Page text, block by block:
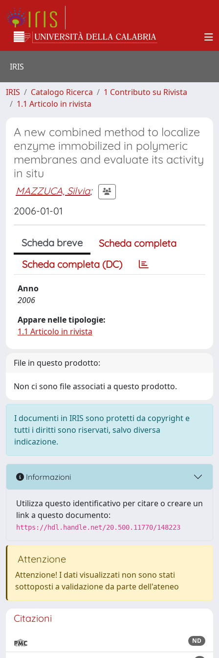
IRIS
IRIS Catalogo Ricerca
1 Contributo su Rivista
1.1 Articolo in rivista
A new combined method to localize
enzyme immobilized in polymeric
membranes and evaluate its activity
in situ
MAZZUCA, Silvia;
2006-01-01
Scheda breve
Scheda completa
Scheda completa (DC)
Anno
2006
Appare nelle tipologie:
1.1 Articolo in rivista
File in questo prodotto:
Non ci sono file associati a questo prodotto.
I documenti in IRIS sono protetti da copyright e
tutti i diritti sono riservati, salvo diversa
indicazione.
Informazioni
Utilizza questo identificativo per citare o creare un
link a questo documento:
https://hdl.handle.net/20.500.11770/148223
Attenzione
Attenzione! I dati visualizzati non sono stati
sottoposti a validazione da parte dell'ateneo
Citazioni
ND